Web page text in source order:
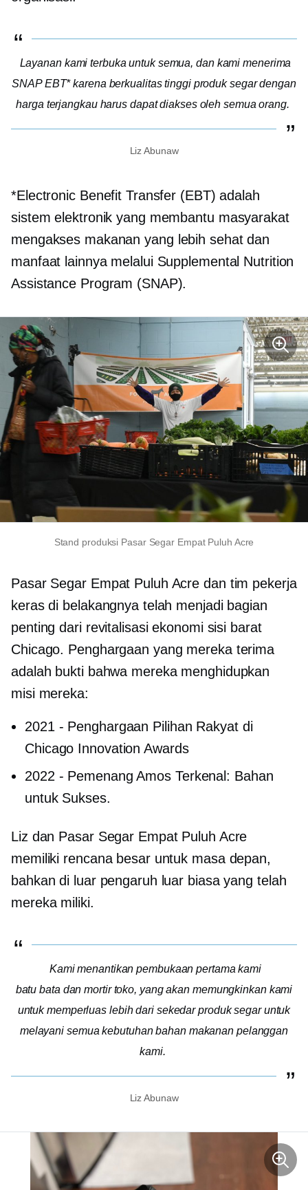
Layanan kami terbuka untuk semua, dan kami menerima
SNAP EBT* karena berkualitas tinggiproduk segar dengan
harga terjangkau harus dapat diakses oleh semua orang.
Liz Abunaw
*Electronic Benefit Transfer (EBT) adalah
sistem elektronik yang membantu masyarakat
mengakses makanan yang lebih sehat dan
manfaat lainnya melalui Supplemental Nutrition
Assistance Program (SNAP).
Stand produksi Pasar Segar Empat Puluh Acre
Pasar Segar Empat Puluh Acre dan tim pekerja
keras di belakangnya telah menjadi bagian
penting dari revitalisasi ekonomi sisi barat
Chicago. Penghargaan yang mereka terima
adalah bukti bahwa mereka menghidupkan
misi mereka:
2021 - Penghargaan Pilihan Rakyat di
Chicago Innovation Awards
2022 - Pemenang Amos Terkenal: Bahan
untuk Sukses.
Liz dan Pasar Segar Empat Puluh Acre
memiliki rencana besar untuk masa depan,
bahkan di luar pengaruh luar biasa yang telah
mereka miliki.
Kami menantikan pembukaan pertama kami
batu bata dan mortirtoko, yang akan memungkinkan kami
untuk memperluas lebih dari sekedar produk segar untuk
melayani semua kebutuhan bahan makanan pelanggan
kami.
Liz Abunaw